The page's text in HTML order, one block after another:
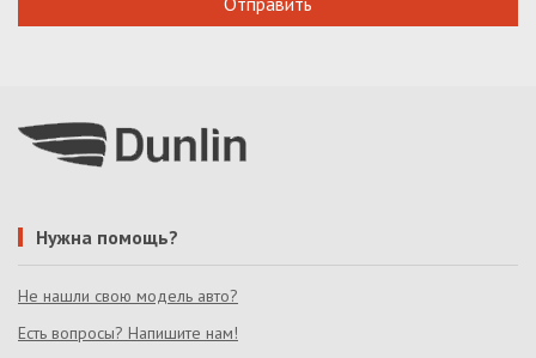
Нужна помощь?
Не нашли свою модель авто?
Есть вопросы? Напишите нам!